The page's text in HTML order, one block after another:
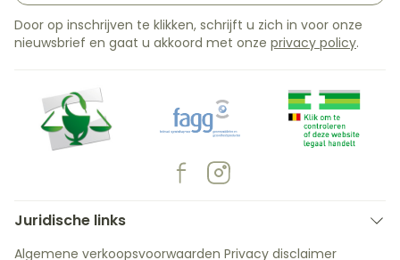
Door op inschrijven te klikken, schrijft u zich in voor onze
nieuwsbrief en gaat u akkoord met onze privacy policy.
Juridische links
Algemene verkoopsvoorwaarden Privacy disclaimer